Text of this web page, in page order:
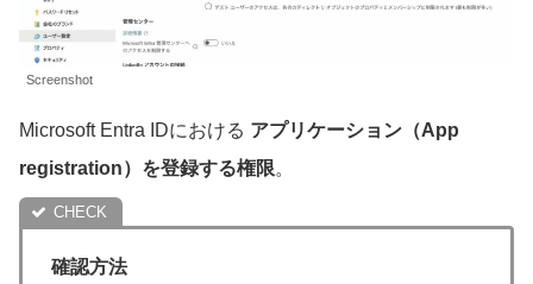
Screenshot
Microsoft Entra IDにおける アプリケーション（App
registration）を登録する権限。
確認方法